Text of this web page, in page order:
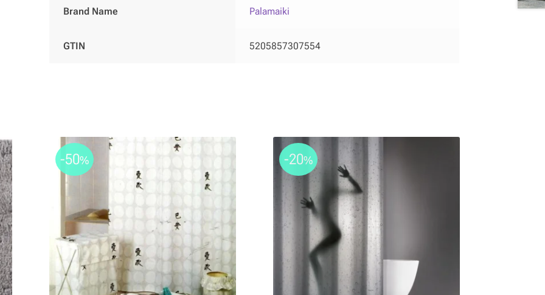
Brand Name Palamaiki
GTIN 5205857307554
-50% -20%